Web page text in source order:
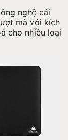
nghệ cải
mà với kích
cho nhiều loại